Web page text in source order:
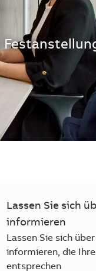
Lassen Sie sich
informieren
Lassen Sie sich
informieren, die
entsprechen